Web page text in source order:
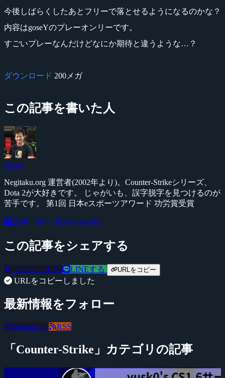
今後しばらくしたあとフリーで落とせるようになるのかな？
内容はgoseYのプレーオンリーです。
すごいプレーなんだけどなにか期待と違うような…？
ダウンロード 200メガ
この記事を書いた人
Yossy
Negitaku.org 運営者(2002年より)。Counter-Strikeシリーズ、
Dota 2が大好きです。 じゃがいも、誤字脱字を見つけるのが
苦手です。 第1回 日本eスポーツアワード 功労賞受賞
記事一覧へ @YossyFPS
この記事をシェアする
ツイートする LINEする URLをコピー
URLをコピーしました
最新情報をフォロー
@negitaku RSS
「Counter-Strike」カテゴリの記事